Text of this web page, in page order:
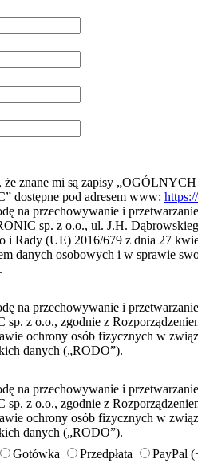
że znane mi są zapisy
dostępne pod adresem www:
na przechowywanie i
sp. z o.o., ul. J.H.
i Rady (UE) 2016/679 z dnia 27
danych osobowych i w sprawie
.
na przechowywanie i
sp. z o.o., zgodnie z
ochrony osób fizycznych w
danych („RODO”).
na przechowywanie i
sp. z o.o., zgodnie z
ochrony osób fizycznych w
danych („RODO”).
Gotówka Przedpłata PayPal